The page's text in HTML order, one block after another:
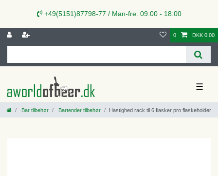
+49(5151)87798-77 / Man-fre: 09:00 - 18:00
0 DKK 0.00
☰
Bar tilbehør Bartender tilbehør Hastighed rack til 6 flasker pro flaskeholder